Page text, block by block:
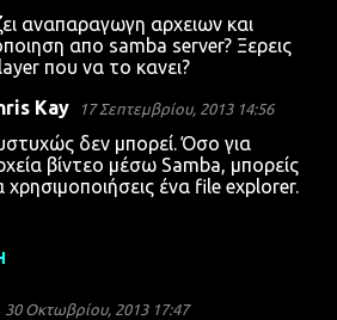
αναπαραγωγη αρχειων και
απο samba server? Ξερεις
που να το κανει?
Kay 17 Σεπτεμβρίου, 2013 14:56
δεν μπορεί. Όσο για
βίντεο μέσω Samba, μπορείς
χρησιμοποιήσεις ένα file explorer.
30 Οκτωβρίου, 2013 17:47